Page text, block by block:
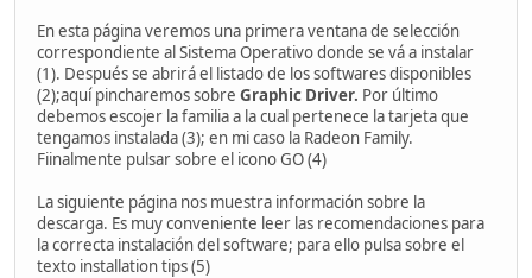
En esta página veremos una primera ventana de selección
correspondiente al Sistema Operativo donde se vá a instalar
(1). Después se abrirá el listado de los softwares disponibles
(2);aquí pincharemos sobre Graphic Driver. Por último
debemos escojer la familia a la cual pertenece la tarjeta que
tengamos instalada (3); en mi caso la Radeon Family.
Fiinalmente pulsar sobre el icono GO (4)
La siguiente página nos muestra información sobre la
descarga. Es muy conveniente leer las recomendaciones para
la correcta instalación del software; para ello pulsa sobre el
texto installation tips (5)